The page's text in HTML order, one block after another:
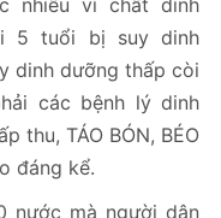
nhiều vi chất dinh
5 tuổi bị suy dinh
dinh dưỡng thấp còi
các bệnh lý dinh
thu, TÁO BÓN, BÉO
đáng kể.
nước mà người dân